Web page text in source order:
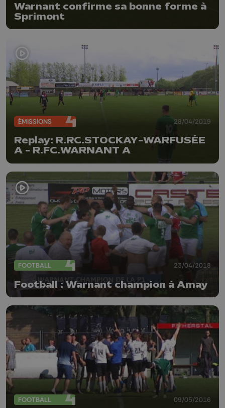
Warnant confirme sa bonne forme à
Sprimont
ÉMISSIONS 28/04/2019
Replay: R.RC.STOCKAY-WARFUSÉE
A - R.FC.WARNANT A
FOOTBALL 23/04/2018
Football : Warnant champion à Amay
FOOTBALL 09/05/2016